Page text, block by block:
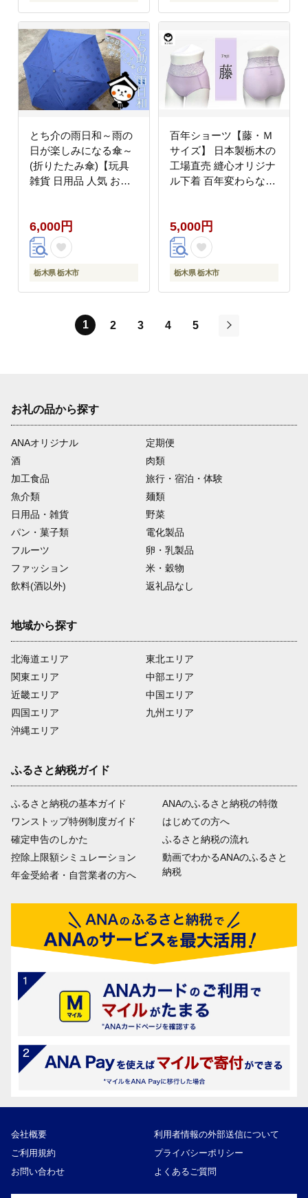
とち介の雨日和～雨の
日が楽しみになる傘～
(折りたたみ傘)【玩具
雑貨 日用品 人気 おす
6,000円
栃木県 栃木市
百年ショーツ【藤・Ｍ
サイズ】 日本製栃木の
工場直売 縫心オリジナ
ル下着 百年変わらない
ョン 人気 おすすめ 】
5,000円
栃木県 栃木市
1 2 3 4
5
お礼の品から探す
ANAオリジナル
定期便
酒
肉類
加工食品
旅行・宿泊・体験
魚介類
麺類
日用品・雑貨
野菜
パン・菓子類
電化製品
フルーツ
卵・乳製品
ファッション
米・穀物
飲料(酒以外)
返礼品なし
地域から探す
北海道エリア
関東エリア
近畿エリア
四国エリア
沖縄エリア
東北エリア
中部エリア
中国エリア
九州エリア
ふるさと納税ガイド
ふるさと納税の基本ガイド
ワンストップ特例制度ガイド
確定申告のしかた
控除上限額シミュレーション
年金受給者・自営業者の方へ
ANAのふるさと納税の特徴
はじめての方へ
ふるさと納税の流れ
動画でわかるANAのふるさと
納税
会社概要
利用者情報の外部送信について
ご利用規約
プライバシーポリシー
お問い合わせ
よくあるご質問